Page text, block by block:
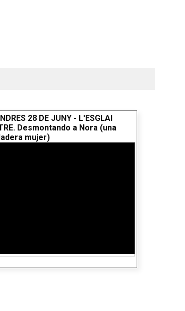
28 DE JUNY - L'ESGLAI
Desmontando a Nora (una
mujer)